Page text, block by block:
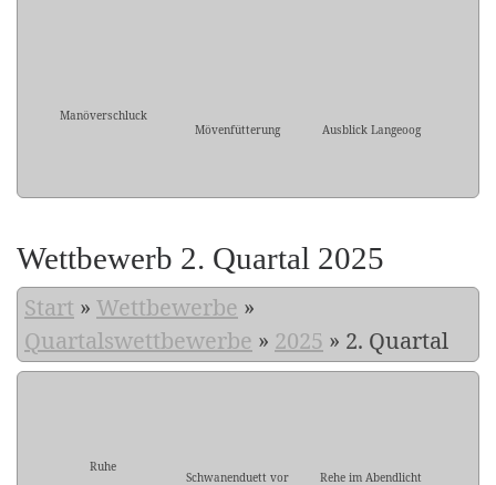
Manöverschluck
Mövenfütterung
Ausblick Langeoog
Wettbewerb 2. Quartal 2025
Start » Wettbewerbe »
Quartalswettbewerbe » 2025 » 2. Quartal
Ruhe
Schwanenduett vor Rehe im Abendlicht